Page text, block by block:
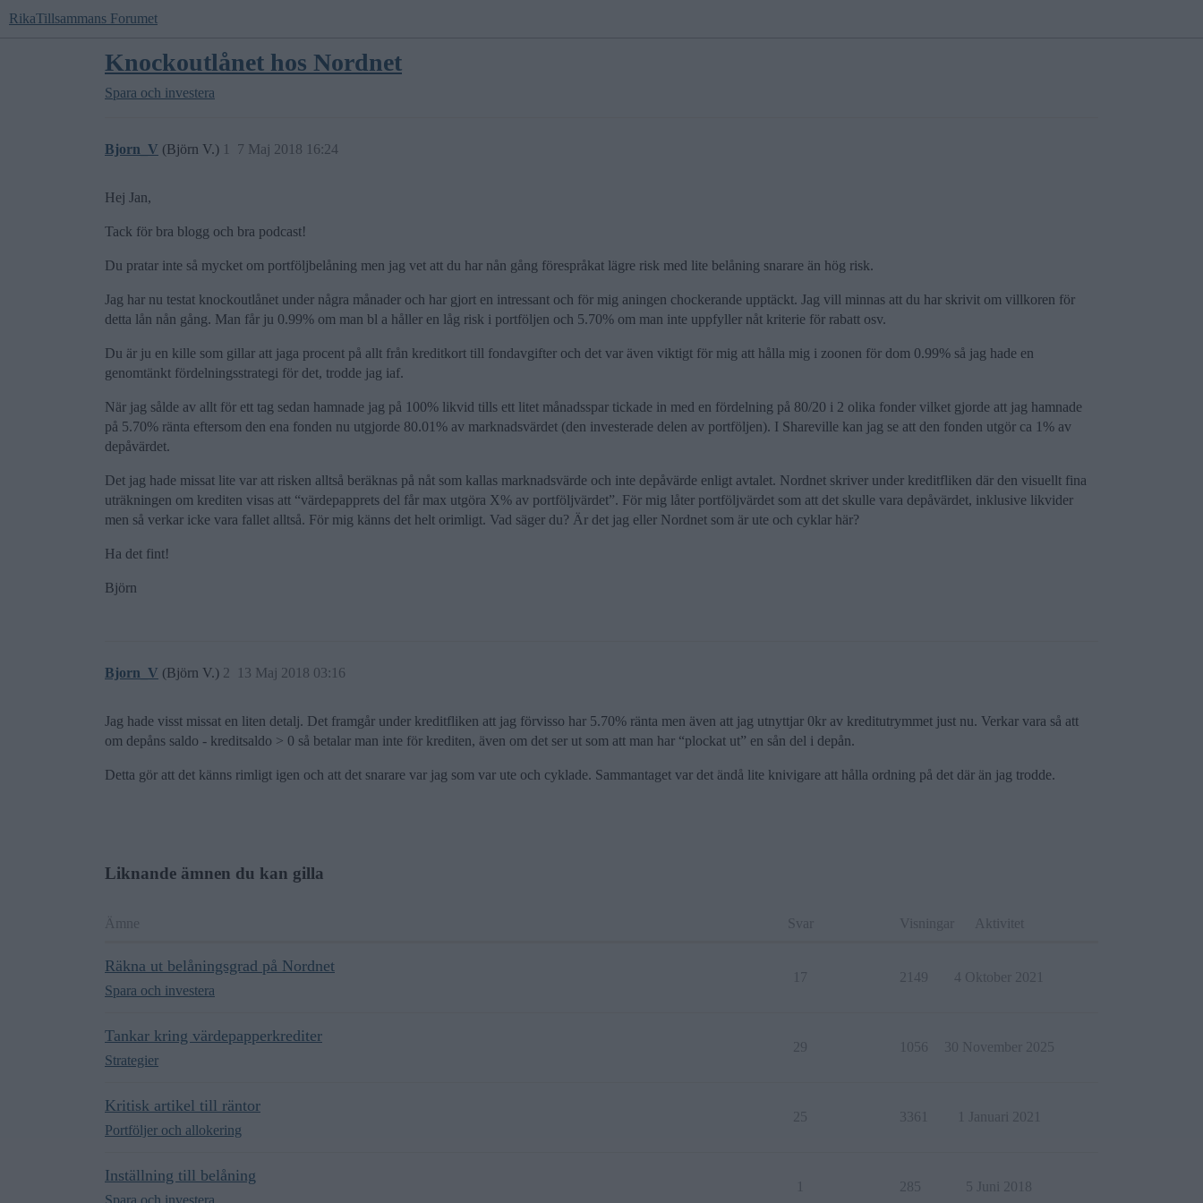
RikaTillsammans Forumet
Knockoutlånet hos Nordnet
Spara och investera
Bjorn_V (Björn V.) 7 Maj 2018 16:24
1
Hej Jan,
Tack för bra blogg och bra podcast!
Du pratar inte så mycket om portföljbelåning men jag vet att du har nån gång förespråkat lägre risk med lite belåning snarare än hög risk.
Jag har nu testat knockoutlånet under några månader och har gjort en intressant och för mig aningen chockerande upptäckt. Jag vill minnas att du har skrivit om villkoren för
detta lån nån gång. Man får ju 0.99% om man bl a håller en låg risk i portföljen och 5.70% om man inte uppfyller nåt kriterie för rabatt osv.
Du är ju en kille som gillar att jaga procent på allt från kreditkort till fondavgifter och det var även viktigt för mig att hålla mig i zoonen för dom 0.99% så jag hade en
genomtänkt fördelningsstrategi för det, trodde jag iaf.
När jag sålde av allt för ett tag sedan hamnade jag på 100% likvid tills ett litet månadsspar tickade in med en fördelning på 80/20 i 2 olika fonder vilket gjorde att jag hamnade
på 5.70% ränta eftersom den ena fonden nu utgjorde 80.01% av marknadsvärdet (den investerade delen av portföljen). I Shareville kan jag se att den fonden utgör ca 1% av
depåvärdet.
Det jag hade missat lite var att risken alltså beräknas på nåt som kallas marknadsvärde och inte depåvärde enligt avtalet. Nordnet skriver under kreditfliken där den visuellt fina
uträkningen om krediten visas att “värdepapprets del får max utgöra X% av portföljvärdet”. För mig låter portföljvärdet som att det skulle vara depåvärdet, inklusive likvider
men så verkar icke vara fallet alltså. För mig känns det helt orimligt. Vad säger du? Är det jag eller Nordnet som är ute och cyklar här?
Ha det fint!
Björn
Bjorn_V (Björn V.) 13 Maj 2018 03:16
2
Jag hade visst missat en liten detalj. Det framgår under kreditfliken att jag förvisso har 5.70% ränta men även att jag utnyttjar 0kr av kreditutrymmet just nu. Verkar vara så att
om depåns saldo - kreditsaldo > 0 så betalar man inte för krediten, även om det ser ut som att man har “plockat ut” en sån del i depån.
Detta gör att det känns rimligt igen och att det snarare var jag som var ute och cyklade. Sammantaget var det ändå lite knivigare att hålla ordning på det där än jag trodde.
Liknande ämnen du kan gilla
Ämne Svar Visningar Aktivitet
Räkna ut belåningsgrad på Nordnet
Spara och investera
17 2149 4 Oktober 2021
Tankar kring värdepapperkrediter
Strategier
29 1056 30 November 2025
Kritisk artikel till räntor
Portföljer och allokering
25 3361 1 Januari 2021
Inställning till belåning
Spara och investera
1 285 5 Juni 2018